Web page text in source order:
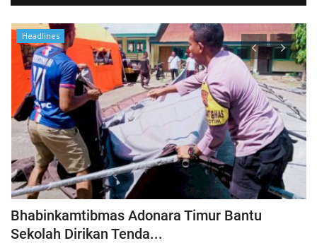
Headlines
Bhabinkamtibmas Adonara Timur Bantu
Sekolah Dirikan Tenda...